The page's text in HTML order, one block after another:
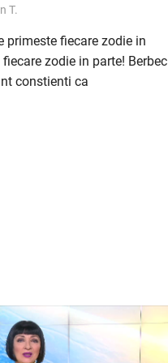
T.
primeste fiecare zodie in
zodie in parte! Berbec
constienti ca